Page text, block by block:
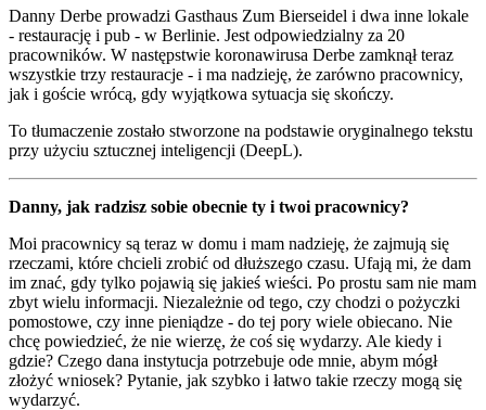
Danny Derbe prowadzi Gasthaus Zum Bierseidel i dwa inne lokale
- restaurację i pub - w Berlinie. Jest odpowiedzialny za 20
pracowników. W następstwie koronawirusa Derbe zamknął teraz
wszystkie trzy restauracje - i ma nadzieję, że zarówno pracownicy,
jak i goście wrócą, gdy wyjątkowa sytuacja się skończy.
To tłumaczenie zostało stworzone na podstawie oryginalnego tekstu
przy użyciu sztucznej inteligencji (DeepL).
Danny, jak radzisz sobie obecnie ty i twoi pracownicy?
Moi pracownicy są teraz w domu i mam nadzieję, że zajmują się
rzeczami, które chcieli zrobić od dłuższego czasu. Ufają mi, że dam
im znać, gdy tylko pojawią się jakieś wieści. Po prostu sam nie mam
zbyt wielu informacji. Niezależnie od tego, czy chodzi o pożyczki
pomostowe, czy inne pieniądze - do tej pory wiele obiecano. Nie
chcę powiedzieć, że nie wierzę, że coś się wydarzy. Ale kiedy i
gdzie? Czego dana instytucja potrzebuje ode mnie, abym mógł
złożyć wniosek? Pytanie, jak szybko i łatwo takie rzeczy mogą się
wydarzyć.